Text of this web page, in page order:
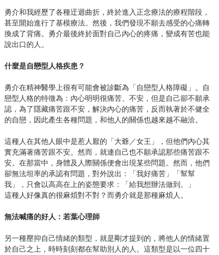
勇介和我經歷了各種迂迴曲折，終於進入正念療法的療程階段，
甚至開始進行了基模療法。然後，我們發現不願去感受的心痛轉
換成了背痛。勇介最後終於面對自己內心的疼痛，變成有苦也能
說出口的人。
什麼是自戀型人格疾患？
勇介在精神醫學上很有可能會被診斷為「自戀型人格障礙」。自
戀型人格的特徵為：內心明明很痛苦、不安，但是自己卻不願承
認，為了隱藏痛苦跟不安，解決內心的痛苦，反而執著於不健全
的自戀，因此產生各種問題，和他人的關係也越來越不融洽。
這種人在其他人眼中是惹人厭的「大爺／女王」，但他們內心其
實充滿著痛苦跟不安。然而，就連自己也不願承認那些痛苦跟不
安。在那當中，身體及人際關係便會出現某些問題。然而，他們
卻無法坦率的承認有問題，對外說出：「我好痛苦」「幫幫
我」，只會以高高在上的姿態要求：「給我想辦法做到。」
這種人好像真的很麻煩對不對？而勇介就是那種麻煩人。
無法喊痛的好人：若葉心理師
另一種壓抑自己情緒的類型，就是剛才提到的，將他人的情緒置
於自己之上，時時刻刻都在幫助別人的人。這類型是以一位四十